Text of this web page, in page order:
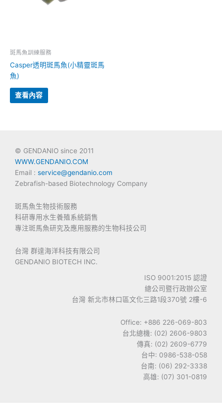
斑馬魚訓練服務
Casper透明斑馬魚(小精靈斑馬
魚)
查看內容
© GENDANIO since 2011
WWW.GENDANIO.COM
Email : service@gendanio.com
Zebrafish-based Biotechnology Company
斑馬魚生物技術服務
科研專用水生養殖系統銷售
專注斑馬魚研究及應用服務的生物科技公司
台灣 群達海洋科技有限公司
GENDANIO BIOTECH INC.
ISO 9001:2015 認證
總公司暨行政辦公室
台灣 新北市林口區文化三路1段370號 2樓-6
Office: +886 226-069-803
台北總機: (02) 2606-9803
傳真: (02) 2609-6779
台中: 0986-538-058
台南: (06) 292-3338
高雄: (07) 301-0819